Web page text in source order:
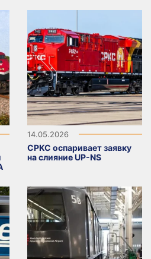
14.05.2026
CPKC оспаривает заявку
на слияние UP-NS